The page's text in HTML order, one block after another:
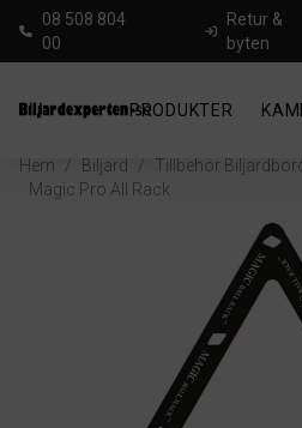
08 508 804
00
Retur &
byten
PRODUKTER
Hem / Biljard / Tillbehör Biljardbord
Magic Pro All Rack